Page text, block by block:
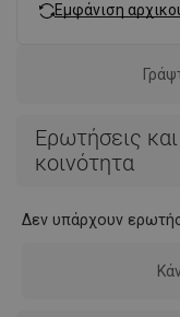
Εμφάνιση
Ερωτήσεις
κοινότητα
Δεν υπάρχουν